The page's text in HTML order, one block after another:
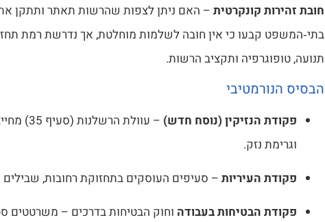
חובת זהירות קונקרטית– האם ניתן לצפות שהרשות תאתר ותתקן
בתי‑המשפט קבעו כי אין חובה לשלמות מוחלטת, אך נדרשת רמת
תנועה, טופוגרפיה ותקציב הרשות.
הבסיס הנורמטיבי
פקודת הנזיקין (נוסח חדש)
– עוולת
וגרימת נזק.
פקודת העיריות – סעיפים העוסקים בתחזוקת רחובות, שבילים
פקודת הבטיחות בעבודה וחוק הבטיחות בדרכים – משרטטים